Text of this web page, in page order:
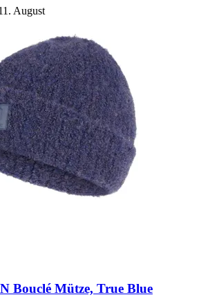
August
Bouclé Mütze, True Blue